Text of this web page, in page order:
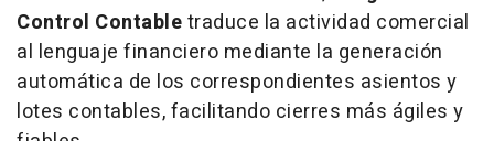
Control Contabletraduce la actividad comercial
al lenguaje financiero mediante la generación
automática de los correspondientes asientos y
lotes contables, facilitando cierres más ágiles y